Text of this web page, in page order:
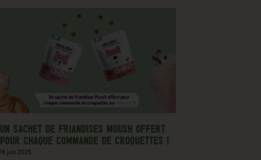
UN SACHET DE FRIANDISES MOUSH OFFERT
POUR CHAQUE COMMANDE DE CROQUETTES !
16 juin 2025